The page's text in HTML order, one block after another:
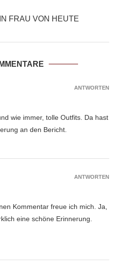
FRAU VON HEUTE
wie immer, tolle Outfits. Da hast
an den Bericht.
ANTWORTEN
Kommentar freue ich mich. Ja,
eine schöne Erinnerung.
ANTWORTEN